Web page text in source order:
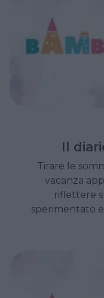
Il
Tirare le
vacanza
riflettere
sperimentato